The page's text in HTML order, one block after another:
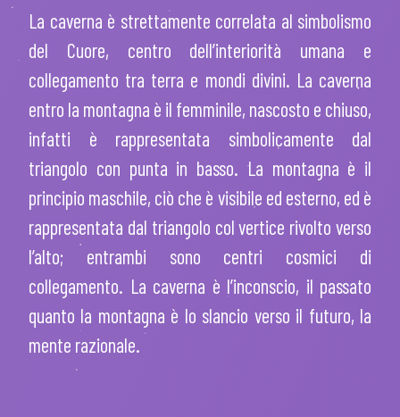
La caverna è strettamente correlata al simbolismo
del Cuore, centro dell’interiorità umana e
collegamento tra terra e mondi divini. La caverna
entro la montagna è il femminile, nascosto e chiuso,
infatti è rappresentata simbolicamente dal
triangolo con punta in basso. La montagna è il
principio maschile, ciò che è visibile ed esterno, ed è
rappresentata dal triangolo col vertice rivolto verso
l’alto; entrambi sono centri cosmici di
collegamento. La caverna è l’inconscio, il passato
quanto la montagna è lo slancio verso il futuro, la
mente razionale.